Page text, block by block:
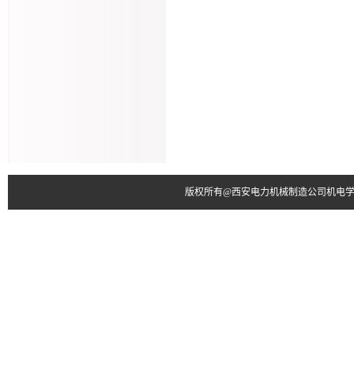
版权所有@西安电力机械制造公司机电